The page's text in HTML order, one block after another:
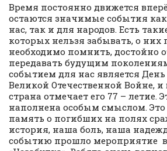
Время постоянно движется
остаются значимые события
нас, так и для народов. Есть
которых нельзя забывать, о них
необходимо помнить, достойно
передавать будущим
событием для нас является
Великой Отечественной Войне, и
страна отмечает его 77 – летие.
наполнена особым смыслом.
память о погибших на полях
история, наша боль, наша
событию прошло мероприятие в